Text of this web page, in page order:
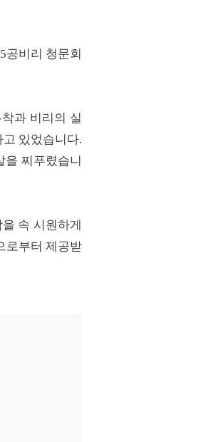
공비리 청문회
과 비리의 실
있었습니다.
을 찌푸렸습니
속 시원하게
로부터 제공받